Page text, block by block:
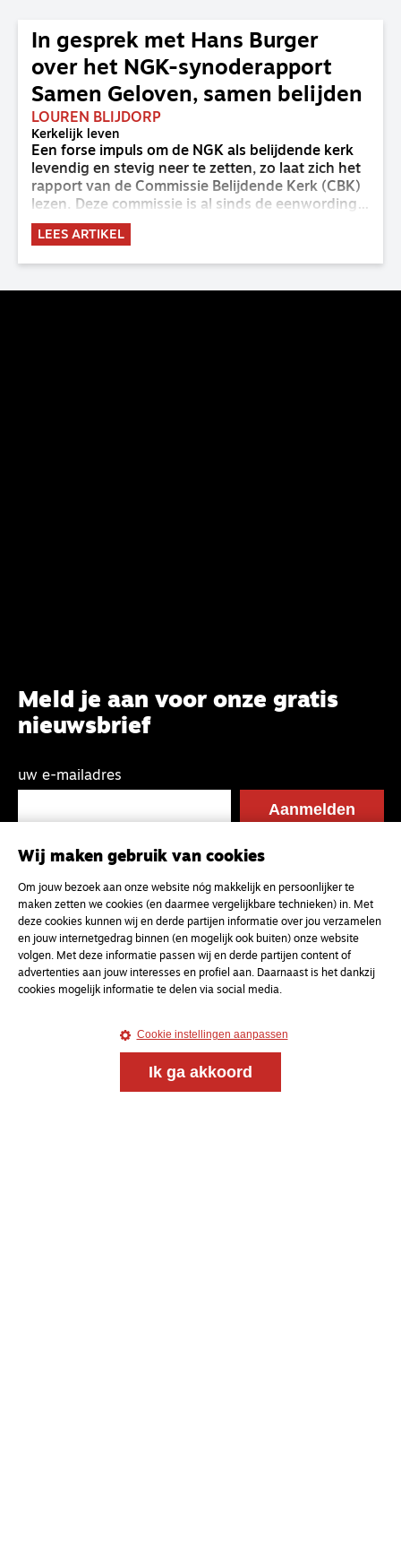
In gesprek met Hans Burger
over het NGK-synoderapport
Samen Geloven, samen belijden
LOUREN BLIJDORP
Kerkelijk leven
Een forse impuls om de NGK als belijdende kerk
levendig en stevig neer te zetten, zo laat zich het
rapport van de Commissie Belijdende Kerk (CBK)
lezen. Deze commissie is al sinds de eenwording
van de GKv en NGK actief en kreeg van de
synode van Deventer in 2023 de opdracht om
belijdenis en bij te dragen aan de verlevendiging
LEES ARTIKEL
Meld je aan voor onze gratis
nieuwsbrief
uw e-mailadres
Wij maken gebruik van cookies
Om jouw bezoek aan onze website nóg makkelijk en persoonlijker te
maken zetten we cookies (en daarmee vergelijkbare technieken) in. Met
deze cookies kunnen wij en derde partijen informatie over jou verzamelen
en jouw internetgedrag binnen (en mogelijk ook buiten) onze website
volgen. Met deze informatie passen wij en derde partijen content of
advertenties aan jouw interesses en profiel aan. Daarnaast is het dankzij
cookies mogelijk informatie te delen via social media.
Cookie instellingen aanpassen
Ik ga akkoord